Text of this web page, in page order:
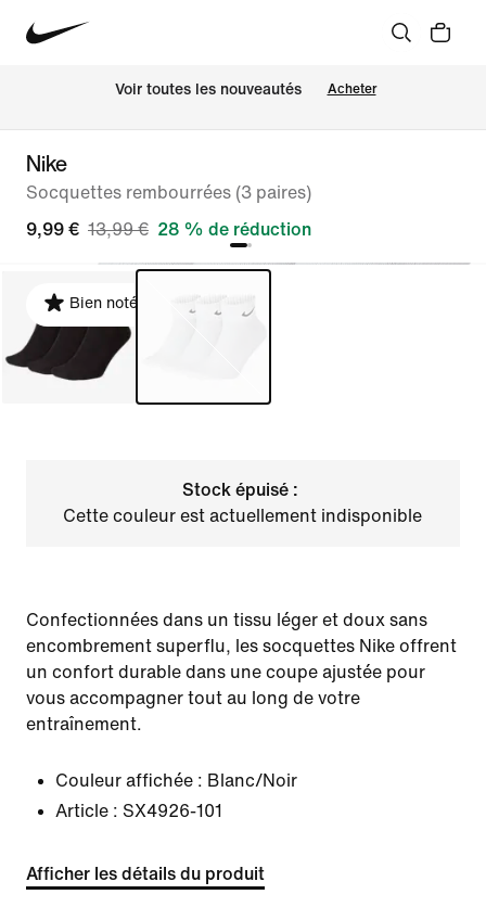
Voir toutes les nouveautés Acheter
Nike
Socquettes rembourrées (3 paires)
9,99 € 13,99 € 28 % de réduction
Bien noté
Stock épuisé :
Cette couleur est actuellement indisponible
Confectionnées dans un tissu léger et doux sans
encombrement superflu, les socquettes Nike offrent
un confort durable dans une coupe ajustée pour
vous accompagner tout au long de votre
entraînement.
Couleur affichée : Blanc/Noir
Article : SX4926-101
Afficher les détails du produit